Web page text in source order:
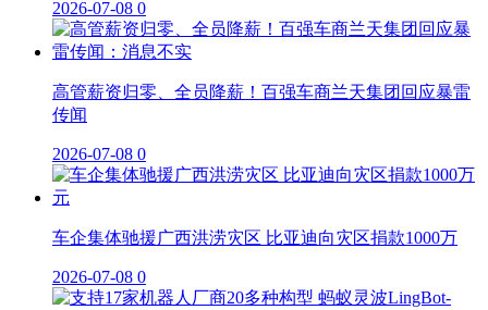
2026-07-08 0
高管薪资归零、全员降薪！百强车商兰天集团回应暴雷
传闻
2026-07-08 0
车企集体驰援广西洪涝灾区 比亚迪向灾区捐款1000万
2026-07-08 0